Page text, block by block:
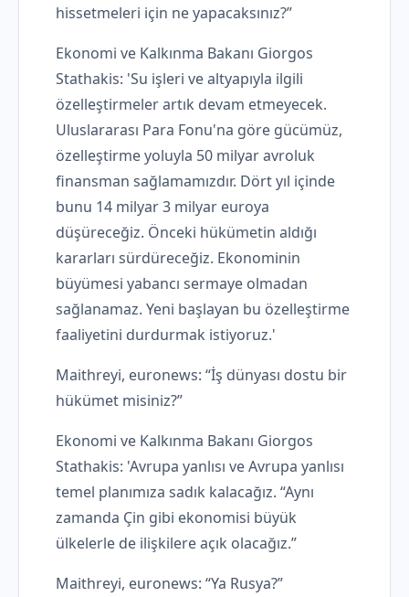
hissetmeleri için ne yapacaksınız?”
Ekonomi ve Kalkınma Bakanı Giorgos
Stathakis: 'Su işleri ve altyapıyla ilgili
özelleştirmeler artık devam etmeyecek.
Uluslararası Para Fonu'na göre gücümüz,
özelleştirme yoluyla 50 milyar avroluk
finansman sağlamamızdır. Dört yıl içinde
bunu 14 milyar 3 milyar euroya
düşüreceğiz. Önceki hükümetin aldığı
kararları sürdüreceğiz. Ekonominin
büyümesi yabancı sermaye olmadan
sağlanamaz. Yeni başlayan bu özelleştirme
faaliyetini durdurmak istiyoruz.'
Maithreyi, euronews: “İş dünyası dostu bir
hükümet misiniz?”
Ekonomi ve Kalkınma Bakanı Giorgos
Stathakis: 'Avrupa yanlısı ve Avrupa yanlısı
temel planımıza sadık kalacağız. “Aynı
zamanda Çin gibi ekonomisi büyük
ülkelerle de ilişkilere açık olacağız.”
Maithreyi, euronews: “Ya Rusya?”